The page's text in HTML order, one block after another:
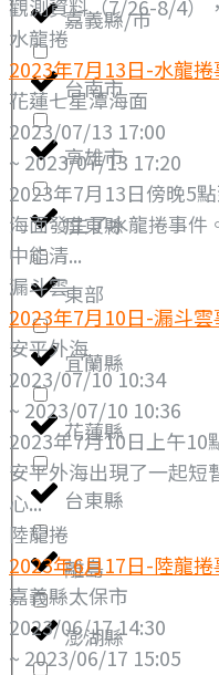
嘉義縣/市
台南市
高雄市
屏東縣
東部
宜蘭縣
花蓮縣
台東縣
離島
澎湖縣
觀測資料（7/26-8/4）
水龍捲
2023年7月13日-水龍
花蓮七星潭海面
2023/07/13 17:00
~ 2023/07/13 17:20
2023年7月13日傍晚5
海面發生了水龍捲事件
中能清...
漏斗雲
2023年7月10日-漏斗
安平外海
2023/07/10 10:34
~ 2023/07/10 10:36
2023年7月10日上午10
安平外海出現了一起短
心...
陸龍捲
2023年6月17日-陸龍
嘉義縣太保市
2023/06/17 14:30
~ 2023/06/17 15:05